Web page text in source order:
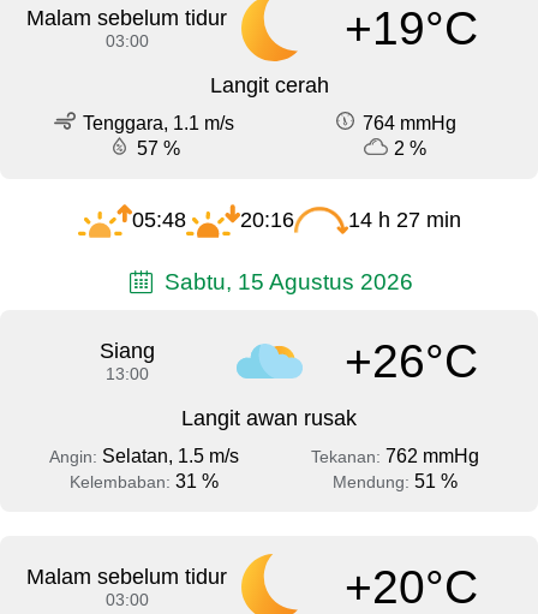
Malam sebelum tidur
03:00 +19°C
Langit cerah
Tenggara, 1.1 m/s
764 mmHg
57 %
2 %
05:48 20:16 14 h 27 min
Sabtu, 15 Agustus 2026
Siang
13:00 +26°C
Langit awan rusak
Angin: Selatan, 1.5 m/s Tekanan: 762 mmHg
Kelembaban: 31 % Mendung: 51 %
Malam sebelum tidur
03:00 +20°C